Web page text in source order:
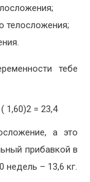
телосложения;
тебе
1,60)2 = 23,4
а это
прибавкой в
недель – 13,6 кг.